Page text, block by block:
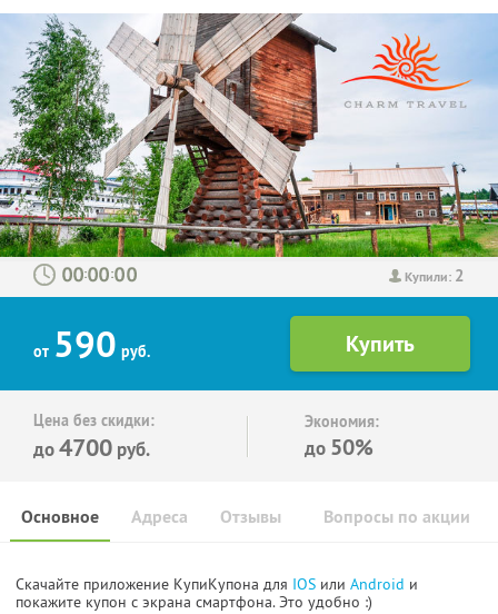
Купили: 2
: :
от 590 руб.
Цена без скидки:
до4700 руб.
Экономия:
до 50%
Основное Отзывы Вопросы по акции
Адреса
Скачайте приложение КупиКупона для IOS или Android и
покажите купон с экрана смартфона. Это удобно :)